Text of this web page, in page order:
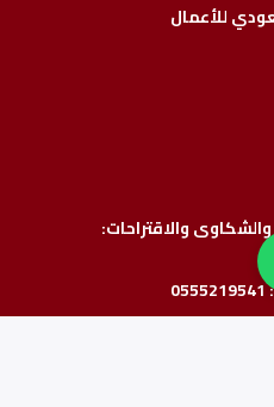
للأعمال
والشكاوى والاقتراحات:
0555219541